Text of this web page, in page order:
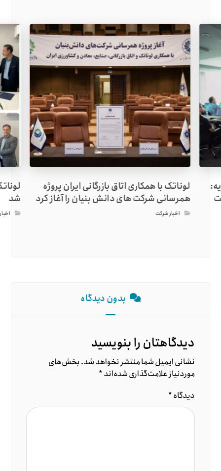
لوناتک با همکاری اتاق بازرگانی ایران پروژه
همرسانی شرکت های دانش بنیان را آغاز کرد
اخبار شرکت
شد
بدون دیدگاه
دیدگاهتان را بنویسید
نشانی ایمیل شما منتشر نخواهد شد.بخش‌های
موردنیاز علامت‌گذاری شده‌اند*
دیدگاه*